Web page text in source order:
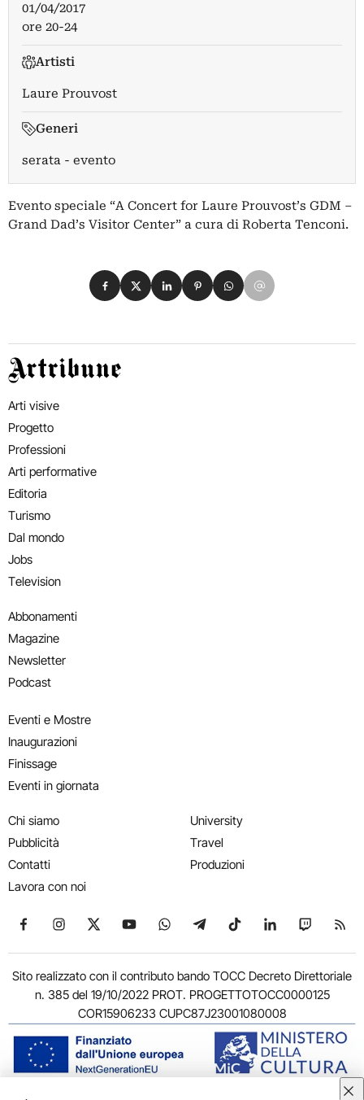
01/04/2017
ore 20-24
Artisti
Laure Prouvost
Generi
serata - evento
Evento speciale “A Concert for Laure Prouvost’s GDM –
Grand Dad’s Visitor Center” a cura di Roberta Tenconi.
Condividi su Facebook
Condividi su X
Condividi su LinkedIn
Condividi su Pinterest
Condividi su WhatsApp
Condividi su Email
Artribune
Arti visive
Progetto
Professioni
Arti performative
Editoria
Turismo
Dal mondo
Jobs
Television
Abbonamenti
Magazine
Newsletter
Podcast
Eventi e Mostre
Inaugurazioni
Finissage
Eventi in giornata
Chi siamo
Pubblicità
Contatti
Lavora con noi
University
Travel
Produzioni
Seguici su Facebook
Seguici su Instagram
Seguici su X
Seguici su YouTube
Seguici su WhatsApp
Seguici su Telegram
Seguici su TikTok
Seguici su
Seguici
Sito realizzato con il contributo bando TOCC Decreto Direttoriale
n. 385 del 19/10/2022 PROT. PROGETTOTOCC0000125
COR15906233 CUPC87J23001080008